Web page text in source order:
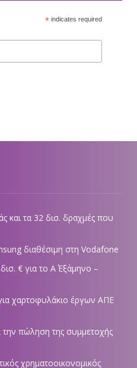
*indicates required
και τα 32 δισ. δραχμές που
διαθέσιμη στη Vodafone
€ για το Α΄ Εξάμηνο –
χαρτοφυλάκιο έργων ΑΠΕ
πώληση της συμμετοχής
χρηματοοικονομικός